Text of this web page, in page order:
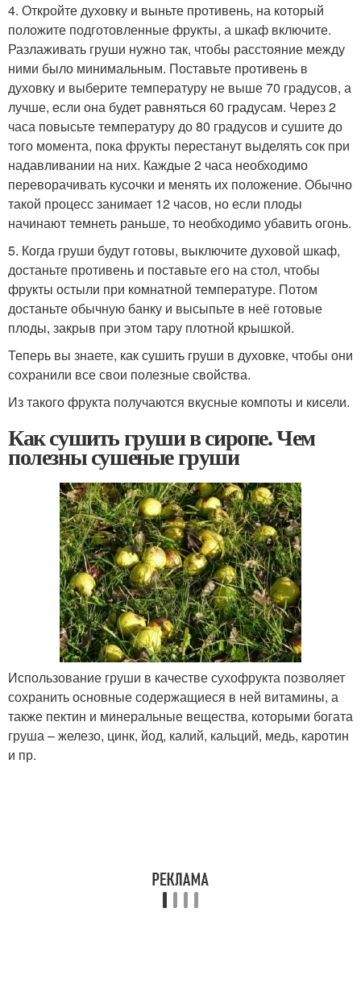
4. Откройте духовку и выньте противень, на который
положите подготовленные фрукты, а шкаф включите.
Разлаживать груши нужно так, чтобы расстояние между
ними было минимальным. Поставьте противень в
духовку и выберите температуру не выше 70 градусов, а
лучше, если она будет равняться 60 градусам. Через 2
часа повысьте температуру до 80 градусов и сушите до
того момента, пока фрукты перестанут выделять сок при
надавливании на них. Каждые 2 часа необходимо
переворачивать кусочки и менять их положение. Обычно
такой процесс занимает 12 часов, но если плоды
начинают темнеть раньше, то необходимо убавить огонь.
5. Когда груши будут готовы, выключите духовой шкаф,
достаньте противень и поставьте его на стол, чтобы
фрукты остыли при комнатной температуре. Потом
достаньте обычную банку и высыпьте в неё готовые
плоды, закрыв при этом тару плотной крышкой.
Теперь вы знаете, как сушить груши в духовке, чтобы они
сохранили все свои полезные свойства.
Из такого фрукта получаются вкусные компоты и кисели.
Как сушить груши в сиропе. Чем
полезны сушеные груши
Использование груши в качестве сухофрукта позволяет
сохранить основные содержащиеся в ней витамины, а
также пектин и минеральные вещества, которыми богата
груша – железо, цинк, йод, калий, кальций, медь, каротин
и пр.